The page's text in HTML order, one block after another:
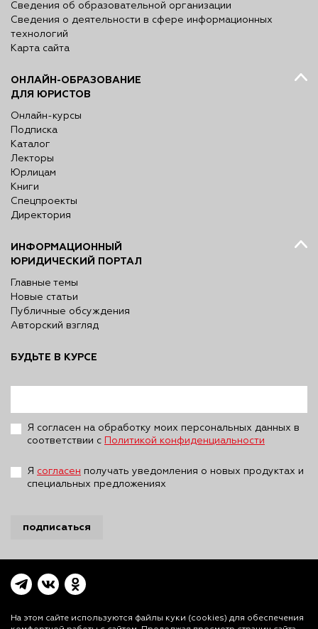
Сведения об образовательной организации
Сведения о деятельности в сфере информационных
технологий
Карта сайта
ОНЛАЙН-ОБРАЗОВАНИЕ
ДЛЯ ЮРИСТОВ
Онлайн-курсы
Подписка
Каталог
Лекторы
Юрлицам
Книги
Спецпроекты
Директория
ИНФОРМАЦИОННЫЙ
ЮРИДИЧЕСКИЙ ПОРТАЛ
Главные темы
Новые статьи
Публичные обсуждения
Авторский взгляд
БУДЬТЕ В КУРСЕ
Я согласен на обработку моих персональных данных в
соответствии с
Политикой конфиденциальности
Я согласен получать уведомления о новых продуктах и
специальных предложениях
подписаться
На этом сайте используются файлы куки (cookies) для обеспечения